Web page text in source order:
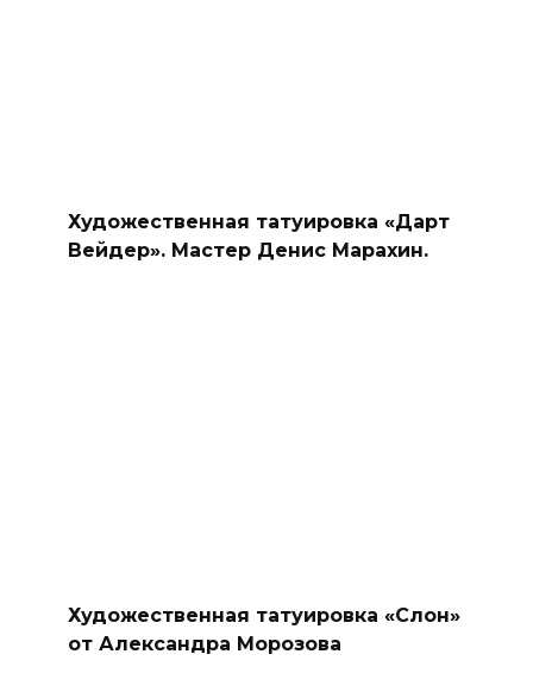
Художественная татуировка «Дарт
Вейдер». Мастер Денис Марахин.
Художественная татуировка «Слон»
от Александра Морозова